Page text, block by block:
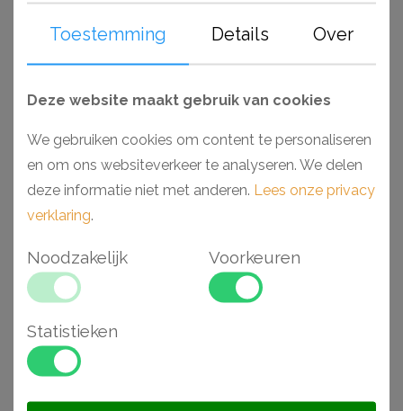
producten zich gemakkelijk afwerken met elk soort verf.
van Adefix (NMC) en Decofix (Orac).
Waarom kiezen voor een Wallstyl plint?
- Makkelijk verwerkbaar
- Toepasbaar in vochtige ruimtes
- Inclusief opening voor snoeren
- Hoge dichtheid vanwege materiaal HDPS
- Voorgeschilderd en extreem stootvast
Gerelateerde
Toestemming Details Over
Deze website maakt gebruik van cookies
We gebruiken cookies om content te personaliseren
en om ons websiteverkeer te analyseren. We delen
deze informatie niet met anderen. Lees onze privacy
verklaring.
Noodzakelijk Voorkeuren
Statistieken